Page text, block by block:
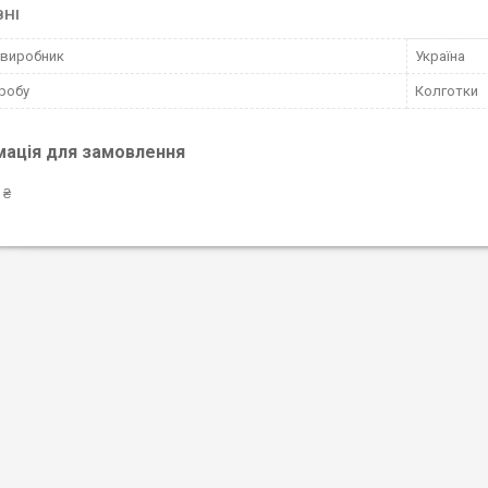
Україна
Колготки
для замовлення
₴